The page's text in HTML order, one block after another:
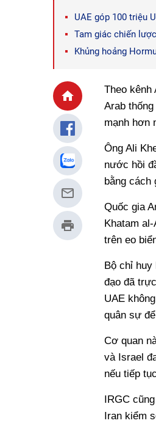
UAE góp 100 triệu
Tam giác chiến
Khủng hoảng
Theo
Arab
mạnh hơn
Ông Ali
nước hồi
bằng cách
Quốc gia
Khatam
trên eo
Bộ chỉ
đạo đã
UAE
quân sự
Cơ quan
và Israel
nếu tiếp
IRGC
Iran kiểm